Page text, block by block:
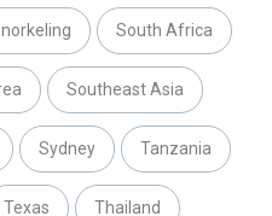
South Africa
Southeast Asia
Sydney Tanzania
Texas Thailand